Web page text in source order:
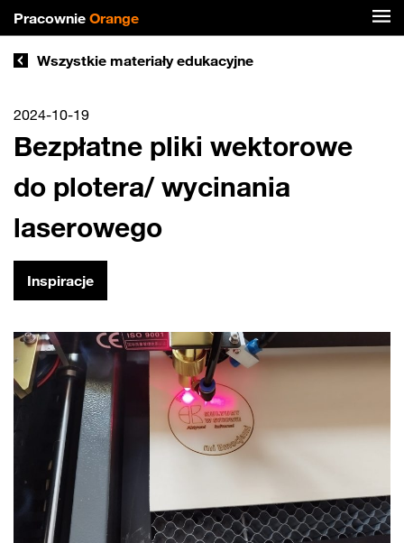
Pracownie Orange
Wszystkie materiały edukacyjne
2024-10-19
Bezpłatne pliki wektorowe
do plotera/ wycinania
laserowego
Inspiracje